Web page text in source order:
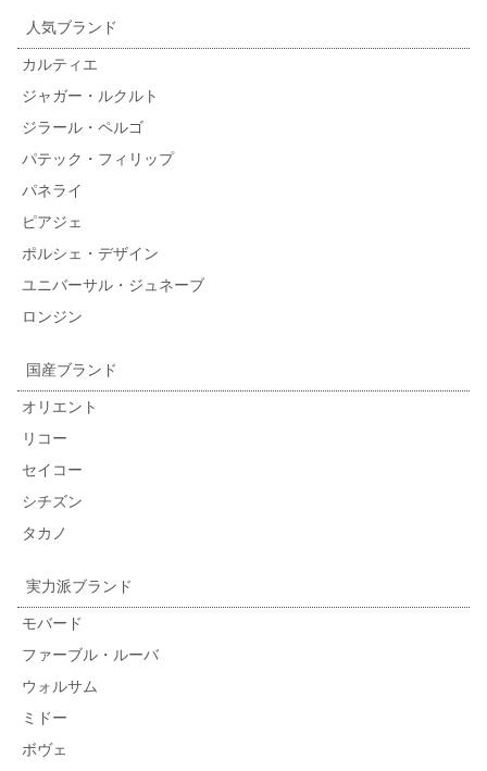
人気ブランド
カルティエ
ジャガー・ルクルト
ジラール・ペルゴ
パテック・フィリップ
パネライ
ピアジェ
ポルシェ・デザイン
ユニバーサル・ジュネーブ
ロンジン
国産ブランド
オリエント
リコー
セイコー
シチズン
タカノ
実力派ブランド
モバード
ファーブル・ルーバ
ウォルサム
ミドー
ボヴェ